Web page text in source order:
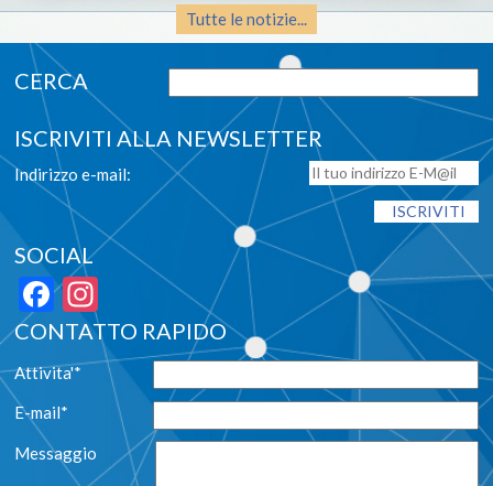
Tutte le notizie...
ISCRIVITI ALLA NEWSLETTER
Indirizzo e-mail:
SOCIAL
Facebook
Instagram
CONTATTO RAPIDO
Attivita'*
E-mail*
Messaggio